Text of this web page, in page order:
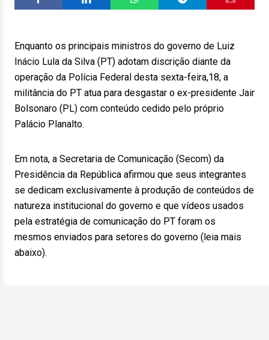
Enquanto os principais ministros do governo de Luiz
Inácio Lula da Silva (PT) adotam discrição diante da
operação da Polícia Federal desta sexta-feira,18, a
militância do PT atua para desgastar o ex-presidente Jair
Bolsonaro (PL) com conteúdo cedido pelo próprio
Palácio Planalto.
Em nota, a Secretaria de Comunicação (Secom) da
Presidência da República afirmou que seus integrantes
se dedicam exclusivamente à produção de conteúdos de
natureza institucional do governo e que vídeos usados
pela estratégia de comunicação do PT foram os
mesmos enviados para setores do governo (leia mais
abaixo).